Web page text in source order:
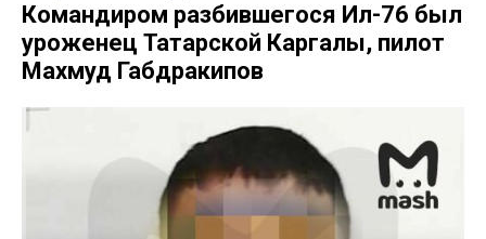
Командиром разбившегося Ил-76 был
уроженец Татарской Каргалы, пилот
Махмуд Габдракипов